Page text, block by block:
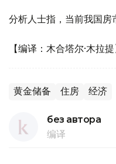
分析人士指，当前我国房
【编译：木合塔尔·木拉提
黄金储备 住房 经济
без автора
编译